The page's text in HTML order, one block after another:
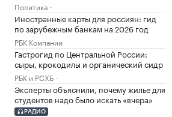
Политика
Иностранные карты для россиян: гид
по зарубежным банкам на 2026 год
РБК Компании
Гастрогид по Центральной России:
сыры, крокодилы и органический сидр
РБК и РСХБ
Эксперты объяснили, почему жилье для
студентов надо было искать «вчера»
РАДИО